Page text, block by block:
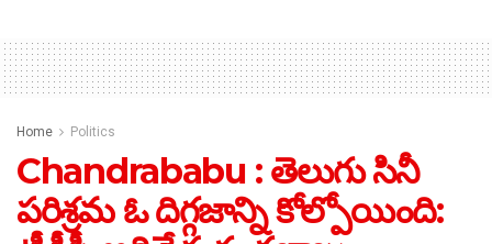
Home Politics
Chandrababu : తెలుగు సినీ
పరిశ్రమ ఓ దిగ్గజాన్ని కోల్పోయింది: